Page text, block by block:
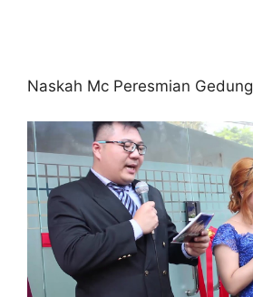
Naskah Mc Peresmian Gedung